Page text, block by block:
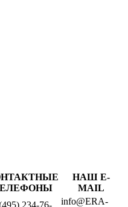
НАШ E-
MAIL
info@ERA-